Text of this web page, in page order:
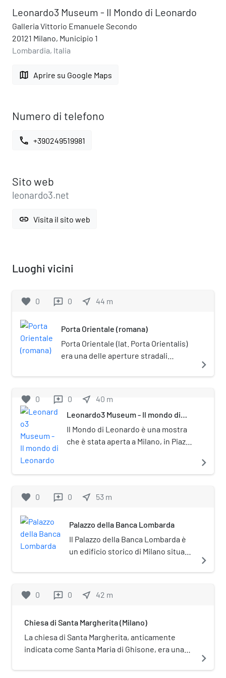
Leonardo3 Museum - Il Mondo di Leonardo
Galleria Vittorio Emanuele Secondo
20121 Milano, Municipio 1
Lombardia, Italia
map Aprire su Google Maps
Numero di telefono
call +390249519981
Sito web
leonardo3.net
link Visita il sito web
Luoghi vicini
favorite 0 reviews 0 near_me 44 m
Porta Orientale (romana)
Porta Orientale (lat. Porta Orientalis)
era una delle aperture stradali
della città di Mediolanum, l'odierna
Decumana dell'originario castrum
romano che diede poi origine al
centro abitato dell'antica
Mediolanum. Fu demolita durante
navigate_next
favorite 0 reviews 0 near_me 40 m
Leonardo3 Museum - Il mondo di
Il Mondo di Leonardo è una mostra
che è stata aperta a Milano, in Piazza
marzo del 2013. Di anno in anno è
diventare una vera e propria mostra
navigate_next
favorite 0 reviews 0 near_me 53 m
Palazzo della Banca Lombarda
Il Palazzo della Banca Lombarda è
un edificio storico di Milano situato
navigate_next
favorite 0 reviews 0 near_me 42 m
Chiesa di Santa Margherita (Milano)
La chiesa di Santa Margherita, anticamente
indicata come Santa Maria di Ghisone, era una
via Manzoni e via Silvio Pellico, fu demolita nel
navigate_next